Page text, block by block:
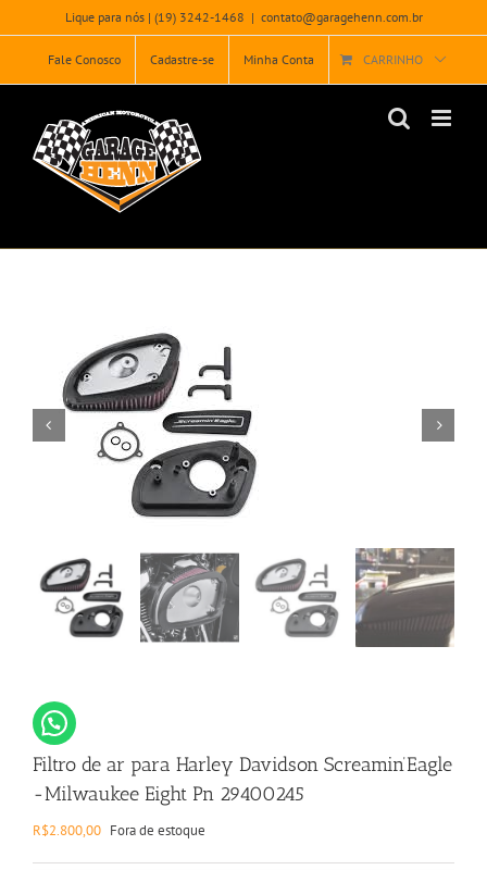
Lique para nós | (19) 3242-1468 | contato@garagehenn.com.br
Fale Conosco Cadastre-se Minha Conta CARRINHO
Filtro de ar para Harley Davidson Screamin’Eagle
-Milwaukee Eight Pn 29400245
R$2.800,00 Fora de estoque